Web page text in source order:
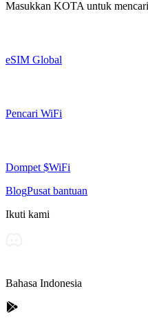
Masukkan KOTA untuk
eSIM Global
Pencari WiFi
Dompet $WiFi
BlogPusat bantuan
Ikuti kami
Bahasa Indonesia